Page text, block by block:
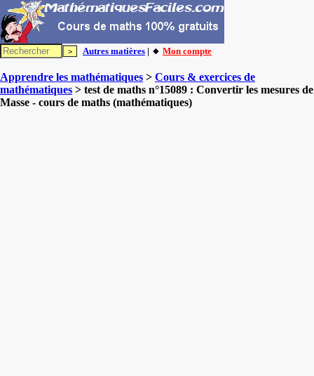
Autres matières | 🔸 Mon compte
Apprendre les mathématiques > Cours & exercices de
mathématiques > test de maths n°15089 : Convertir les mesures de
Masse - cours de maths (mathématiques)